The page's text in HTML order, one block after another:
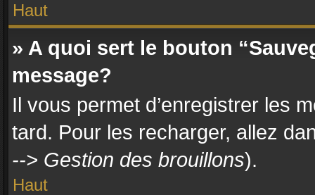
Haut
» A quoi sert le bouton
message?
Il vous permet d’enregistrer les
tard. Pour les recharger, allez
--> Gestion des brouillons).
Haut